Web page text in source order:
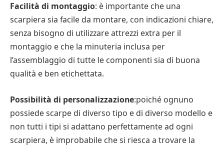
Facilità di montaggio: è importante che una
scarpiera sia facile da montare, con indicazioni chiare,
senza bisogno di utilizzare attrezzi extra per il
montaggio e che la minuteria inclusa per
l’assemblaggio di tutte le componenti sia di buona
qualità e ben etichettata.
Possibilità di personalizzazione:poiché ognuno
possiede scarpe di diverso tipo e di diverso modello e
non tutti i tipi si adattano perfettamente ad ogni
scarpiera, è improbabile che si riesca a trovare la